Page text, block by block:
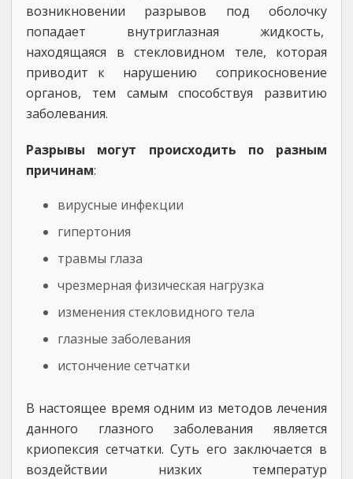
возникновении разрывов под оболочку
попадает внутриглазная жидкость,
находящаяся в стекловидном теле, которая
приводит к нарушению соприкосновение
органов, тем самым способствуя развитию
заболевания.
Разрывы могут происходить по разным
причинам:
вирусные инфекции
гипертония
травмы глаза
чрезмерная физическая нагрузка
изменения стекловидного тела
глазные заболевания
истончение сетчатки
В настоящее время одним из методов лечения
данного глазного заболевания является
криопексия сетчатки. Суть его заключается в
воздействии низких температур